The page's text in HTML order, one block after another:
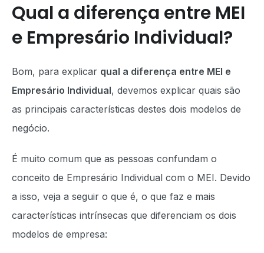
Qual a diferença entre MEI
e Empresário Individual?
Bom, para explicar qual a diferença entre MEI e
Empresário Individual, devemos explicar quais são
as principais características destes dois modelos de
negócio.
É muito comum que as pessoas confundam o
conceito de Empresário Individual com o MEI. Devido
a isso, veja a seguir o que é, o que faz e mais
características intrínsecas que diferenciam os dois
modelos de empresa: